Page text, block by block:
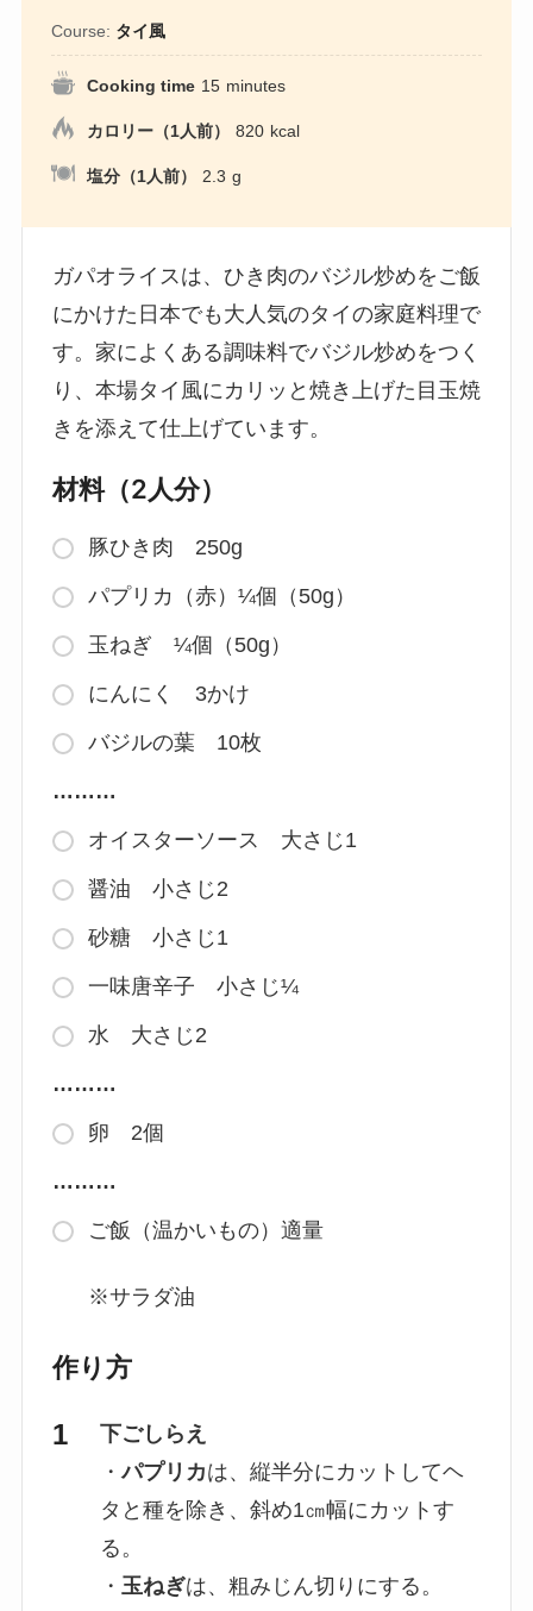
Course: タイ風
Cooking time 15 minutes
カロリー（1人前） 820 kcal
塩分（1人前） 2.3 g
ガパオライスは、ひき肉のバジル炒めをご飯
にかけた日本でも大人気のタイの家庭料理で
す。家によくある調味料でバジル炒めをつく
り、本場タイ風にカリッと焼き上げた目玉焼
きを添えて仕上げています。
材料（2人分）
豚ひき肉 250g
パプリカ（赤）¼個（50g）
玉ねぎ ¼個（50g）
にんにく 3かけ
バジルの葉 10枚
………
オイスターソース 大さじ1
醤油 小さじ2
砂糖 小さじ1
一味唐辛子 小さじ¼
水 大さじ2
………
卵 2個
………
ご飯（温かいもの）適量
※サラダ油
作り方
下ごしらえ
・パプリカは、縦半分にカットしてヘ
タと種を除き、斜め1㎝幅にカットす
る。
・ 玉ねぎは、粗みじん切りにする。